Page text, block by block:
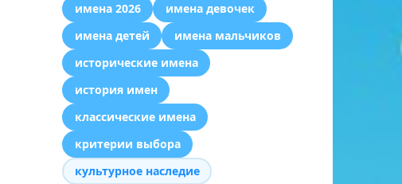
имена 2026
имена девочек
имена детей
имена мальчиков
исторические имена
история имен
классические имена
критерии выбора
культурное наследие